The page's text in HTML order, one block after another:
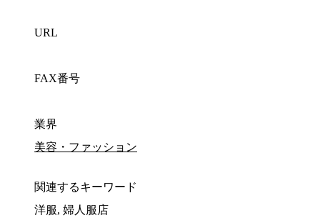
URL
FAX番号
業界
美容・ファッション
関連するキーワード
洋服, 婦人服店